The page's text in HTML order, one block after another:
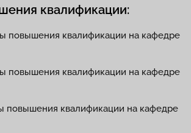
квалификации:
повышения квалификации на кафедре
повышения квалификации на кафедре
повышения квалификации на кафедре